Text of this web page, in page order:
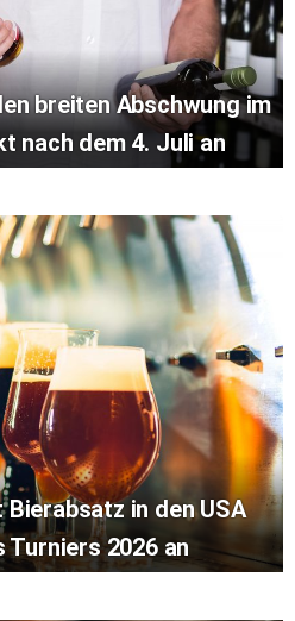
breiten Abschwung im
nach dem 4. Juli an
in den USA
Turniers 2026 an